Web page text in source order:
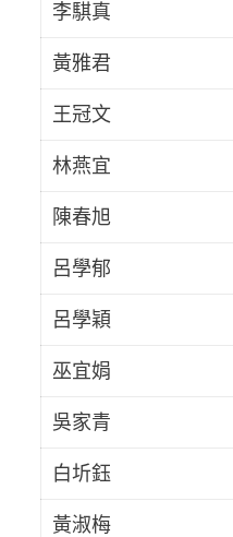
李騏真
黃雅君
王冠文
林燕宜
陳春旭
呂學郁
呂學穎
巫宜娟
吳家青
白圻鈺
黃淑梅